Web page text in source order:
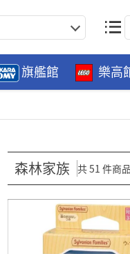
旗艦館 樂高
森林家族 共 51 件商品